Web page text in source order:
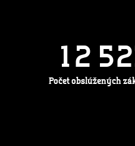
1 2 52
Počet obslúžených